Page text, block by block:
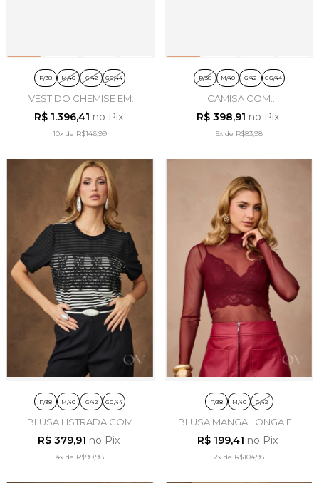
P/38 M/40 G/42 GG/44
VESTIDO CHEMISE EM
VISCOSE MARROM CAFÉ -
ARTSY
R$ 1.396,41 no Pix
10x de R$146,99
P/38 M/40 G/42 GG/44
CAMISA COM
ABOTOAMENTO NAS
COSTAS EM VISCOSE
BORDÔ - ARTSY
R$ 398,91 no Pix
5xde R$83,98
P/38 M/40 G/42 GG/44
BLUSA LISTRADA COM
RENDA EM VISCOSE PRETO
- ARTSY
R$ 379,91 no Pix
4x de R$99,98
P/38 M/40 G/42
BLUSA MANGA LONGA EM
TULE BORDÔ - ARTSY
R$ 199,41 no Pix
2x de R$104,95